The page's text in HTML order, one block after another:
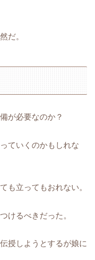
だ。
が必要なのか？
ていくのかもしれな
も立ってもおれない。
けるべきだった。
授しようとするが娘に